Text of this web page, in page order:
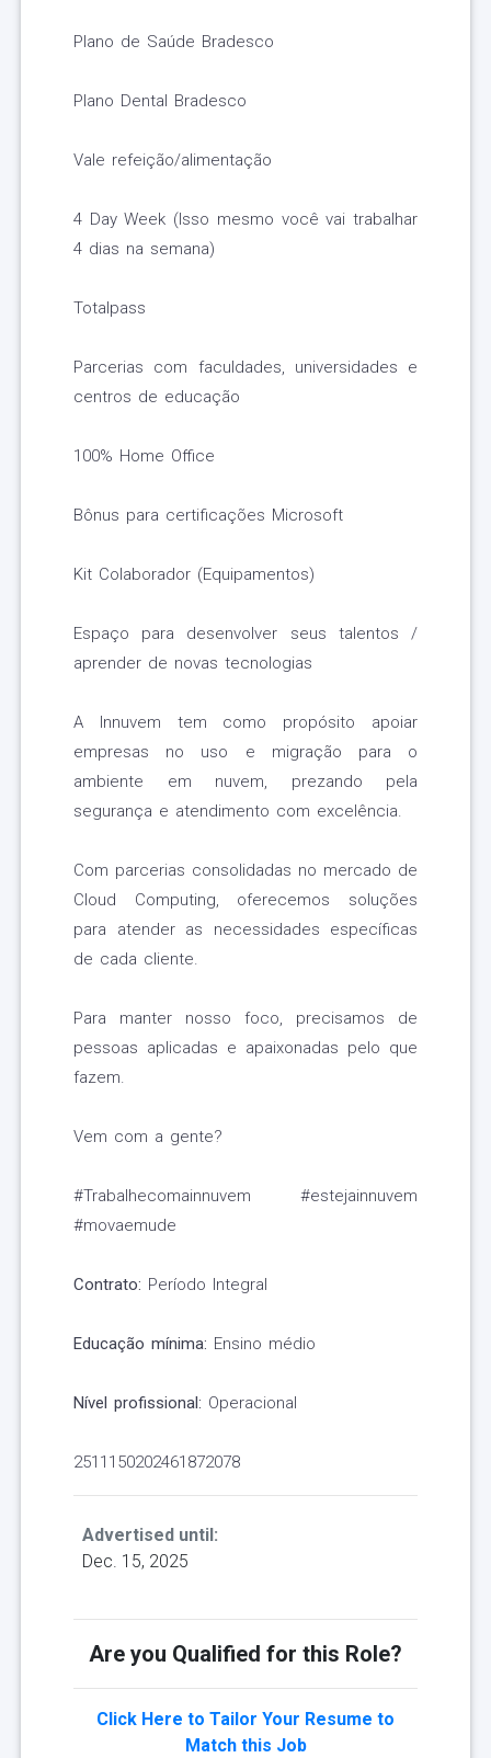
Plano de Saúde Bradesco
Plano Dental Bradesco
Vale refeição/alimentação
4 Day Week (Isso mesmo você vai trabalhar
4 dias na semana)
Totalpass
Parcerias com faculdades, universidades e
centros de educação
100% Home Office
Bônus para certificações Microsoft
Kit Colaborador (Equipamentos)
Espaço para desenvolver seus talentos /
aprender de novas tecnologias
A Innuvem tem como propósito apoiar
empresas no uso e migração para o
ambiente em nuvem, prezando pela
segurança e atendimento com excelência.
Com parcerias consolidadas no mercado de
Cloud Computing, oferecemos soluções
para atender as necessidades específicas
de cada cliente.
Para manter nosso foco, precisamos de
pessoas aplicadas e apaixonadas pelo que
fazem.
Vem com a gente?
#Trabalhecomainnuvem #estejainnuvem
#movaemude
Contrato: Período Integral
Educação mínima: Ensino médio
Nível profissional: Operacional
2511150202461872078
Advertised until:
Dec. 15, 2025
Are you Qualified for this Role?
Click Here to Tailor Your Resume to
Match this Job